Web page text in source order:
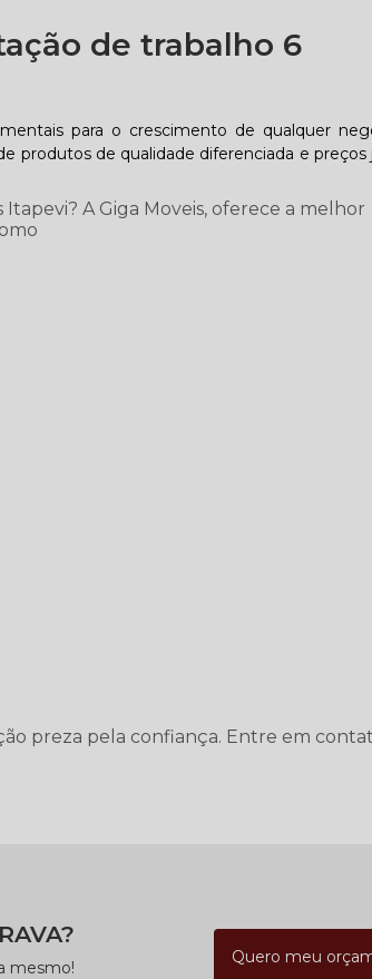
de trabalho 6
para o crescimento de qualquer
de qualidade diferenciada e preços
A Giga Moveis, oferece a melhor
preza pela confiança. Entre em
mesmo!
Quero meu